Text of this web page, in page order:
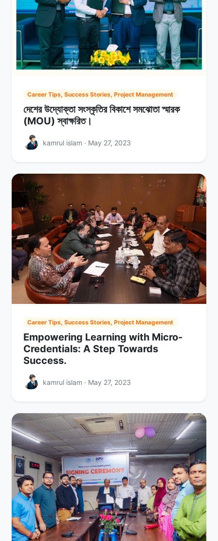
Career Tips, Success Stories, Project Management
দেশের উদ্যোক্তা সংস্কৃতির বিকাশে সমঝোতা স্মারক
(MOU) স্বাক্ষরিত।
kamrul islam · May 27, 2023
Career Tips, Success Stories, Project Management
Empowering Learning with Micro-
Credentials: A Step Towards
Success.
kamrul islam · May 27, 2023